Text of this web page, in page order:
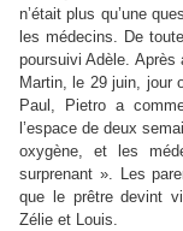
n’était plus qu’une
les médecins. De
poursuivi Adèle.
Martin, le 29 juin, jour
Paul, Pietro a
l’espace de deux
oxygène, et les
surprenant ». Les
que le prêtre devint
Zélie et Louis.